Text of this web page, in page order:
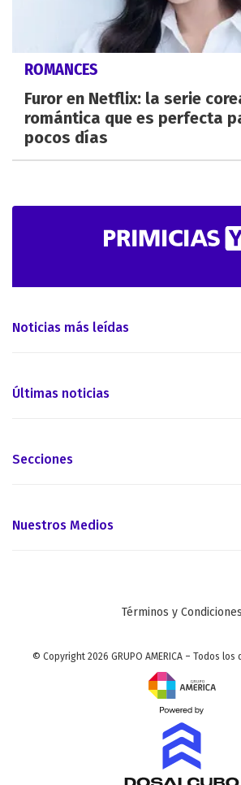
ROMANCES
Furor en Netflix: la serie
romántica que es perfecta
pocos días
Noticias más leídas
Últimas noticias
Secciones
Nuestros Medios
Términos y Condiciones
© Copyright 2026 GRUPO AMERICA – Todos